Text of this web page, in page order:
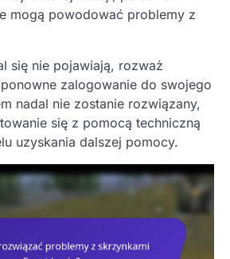
mogą powodować problemy z
się nie pojawiają, rozważ
zalogowanie do swojego
nadal nie zostanie rozwiązany,
się z pomocą techniczną
uzyskania dalszej pomocy.